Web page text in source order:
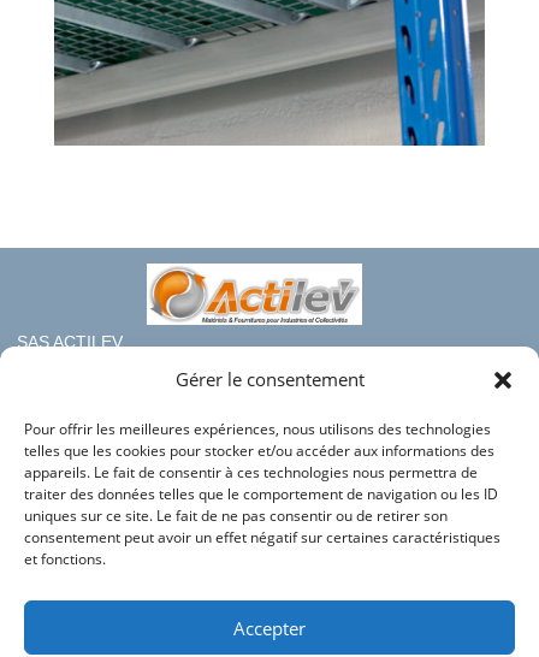
Gérer le consentement
Pour offrir les meilleures expériences, nous utilisons des technologies
telles que les cookies pour stocker et/ou accéder aux informations des
appareils. Le fait de consentir à ces technologies nous permettra de
traiter des données telles que le comportement de navigation ou les ID
uniques sur ce site. Le fait de ne pas consentir ou de retirer son
consentement peut avoir un effet négatif sur certaines caractéristiques
et fonctions.
Accepter
SAS ACTILEV
112 bis rue haute de Crouin
Téléphone : 05.45.36.08.19
Mail : contact@france-rayonnage.fr
Nos autres sites du groupe :
Actilev
Bac en Plastique